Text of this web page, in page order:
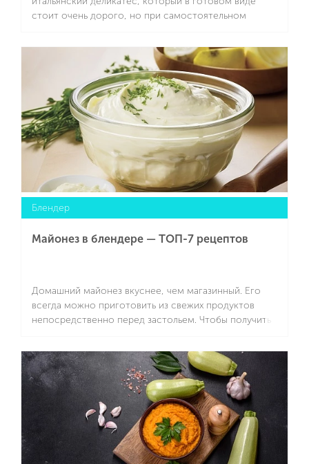
стоит очень дорого, но при самостоятельном
Италии это блюдо называют pomodori secchi, и оно
превосходно сочетается с разными видами мяса и
сыров, а также с рыбой, соусами, хрустящими
тостами.
Подробнее
Блендер
Майонез в блендере — ТОП-7 рецептов
Домашний майонез вкуснее, чем магазинный. Его
всегда можно приготовить из свежих продуктов
непосредственно перед застольем. Чтобы получить
минут даже с учетом подготовки продуктов. Важный
момент: желательно использовать для
приготовления этого соуса именно блендер, а не
венчики миксера. Так обеспечится нужна густота
Подробнее